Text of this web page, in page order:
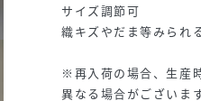
サイズ調節可
織キズやだま等みられ
※再入荷の場合、生産
異なる場合がございま